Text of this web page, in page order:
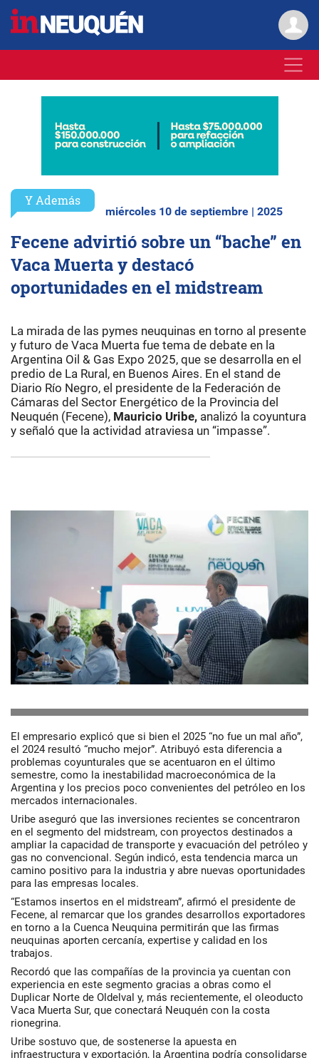
Y Además
miércoles 10 de septiembre | 2025
Fecene advirtió sobre un “bache” en
Vaca Muerta y destacó
oportunidades en el midstream
La mirada de las pymes neuquinas en torno al presente
y futuro de Vaca Muerta fue tema de debate en la
Argentina Oil & Gas Expo 2025, que se desarrolla en el
predio de La Rural, en Buenos Aires. En el stand de
Diario Río Negro, el presidente de la Federación de
Cámaras del Sector Energético de la Provincia del
Neuquén (Fecene), Mauricio Uribe, analizó la coyuntura
y señaló que la actividad atraviesa un “impasse”.
El empresario explicó que si bien el 2025 “no fue un mal año”,
el 2024 resultó “mucho mejor”. Atribuyó esta diferencia a
problemas coyunturales que se acentuaron en el último
semestre, como la inestabilidad macroeconómica de la
Argentina y los precios poco convenientes del petróleo en los
mercados internacionales.
Uribe aseguró que las inversiones recientes se concentraron
en el segmento del midstream, con proyectos destinados a
ampliar la capacidad de transporte y evacuación del petróleo y
gas no convencional. Según indicó, esta tendencia marca un
camino positivo para la industria y abre nuevas oportunidades
para las empresas locales.
“Estamos insertos en el midstream”, afirmó el presidente de
Fecene, al remarcar que los grandes desarrollos exportadores
en torno a la Cuenca Neuquina permitirán que las firmas
neuquinas aporten cercanía, expertise y calidad en los
trabajos.
Recordó que las compañías de la provincia ya cuentan con
experiencia en este segmento gracias a obras como el
Duplicar Norte de Oldelval y, más recientemente, el oleoducto
Vaca Muerta Sur, que conectará Neuquén con la costa
rionegrina.
Uribe sostuvo que, de sostenerse la apuesta en
infraestructura y exportación, la Argentina podría consolidarse